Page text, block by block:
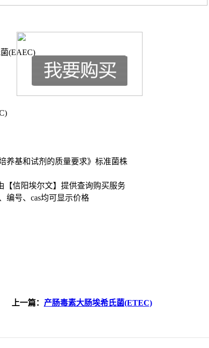
(EAEC)
基和试剂的质量要求》标准菌株
信阳埃尔文】提供查询购买服务
号、cas均可显示价格
上一篇： 产肠毒素大肠埃希氏菌(ETEC)